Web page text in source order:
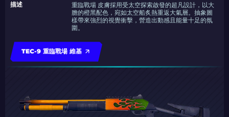
描述
重臨戰場 皮膚採用受太空探索啟發的超凡設計，以大
膽的橙黑配色，宛如太空船炙熱重返大氣層。抽象圖
樣帶來強烈的視覺衝擊，營造出動感且能量十足的氛
圍。
TEC-9 重臨戰場 維基